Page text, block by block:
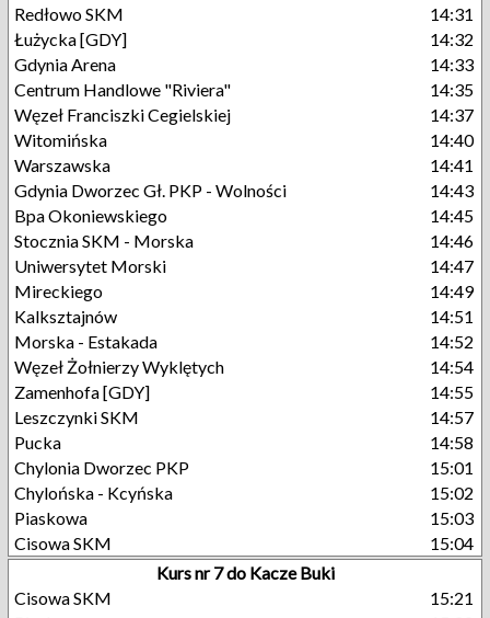
Redłowo SKM
14:31
Łużycka [GDY]
14:32
Gdynia Arena
14:33
Centrum Handlowe "Riviera"
14:35
Węzeł Franciszki Cegielskiej
14:37
Witomińska
14:40
Warszawska
14:41
Gdynia Dworzec Gł. PKP - Wolności
14:43
Bpa Okoniewskiego
14:45
Stocznia SKM - Morska
14:46
Uniwersytet Morski
14:47
Mireckiego
14:49
Kalksztajnów
14:51
Morska - Estakada
14:52
Węzeł Żołnierzy Wyklętych
14:54
Zamenhofa [GDY]
14:55
Leszczynki SKM
14:57
Pucka
14:58
Chylonia Dworzec PKP
15:01
Chylońska - Kcyńska
15:02
Piaskowa
15:03
Cisowa SKM
15:04
Kurs nr 7 do Kacze Buki
Cisowa SKM
15:21